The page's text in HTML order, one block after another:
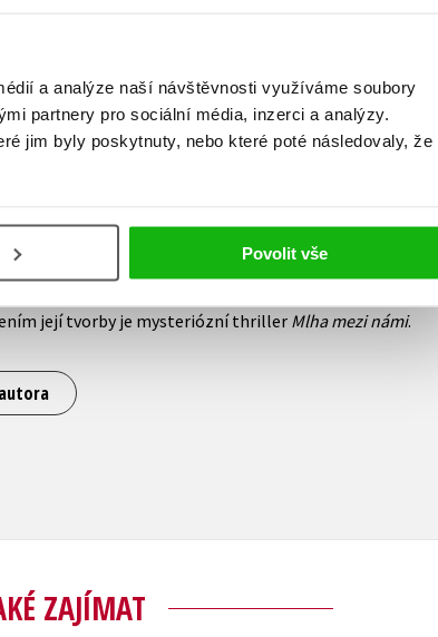
a analýze naší návštěvnosti využíváme soubory
partnery pro sociální média, inzerci a analýzy.
jim byly poskytnuty, nebo které poté následovaly, že
Povolit vše
a vyrostla v Žiaru nad Hronom, kde vystudovala střední
Po maturitě odešla do Bratislavy a při zaměstnání
univerzitu. Je vdaná, má jednoho syna a pracuje
trochu lásky Dívka v zrcadle(2021). Na knihu
její tvorby je mysteriózní thrillerMlha mezi námi.
ZAJÍMAT